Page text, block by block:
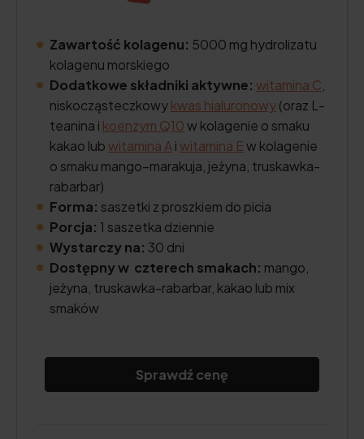
Zawartość kolagenu: 5000 mg hydrolizatu
kolagenu morskiego
Dodatkowe składniki aktywne: witamina C,
niskocząsteczkowykwas hialuronowy(oraz L-
teanina i koenzym Q10w kolagenie o smaku
kakao lubwitamina Aiwitamina Ew kolagenie
o smaku mango–marakuja, jeżyna, truskawka-
rabarbar)
Forma: saszetki z proszkiem do picia
Porcja: 1 saszetka dziennie
Wystarczy na: 30 dni
Dostępny w czterech smakach: mango,
jeżyna, truskawka-rabarbar, kakao lub mix
smaków
Sprawdź cenę